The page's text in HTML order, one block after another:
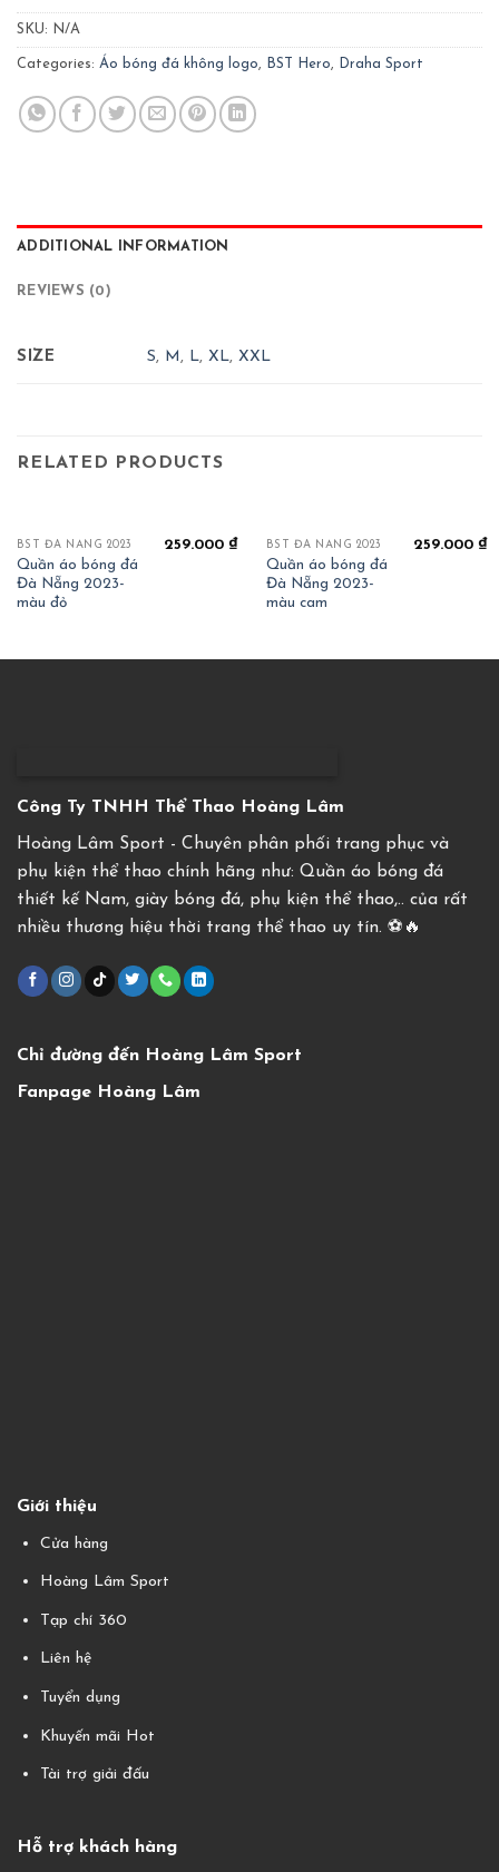
SKU: N/A
Categories: Áo bóng đá không logo, BST Hero, Draha Sport
ADDITIONAL INFORMATION
REVIEWS (0)
SIZE S, M, L,XL,XXL
RELATED PRODUCTS
BST ĐÀ NẴNG 2023
Quần áo bóng đá
Đà Nẵng 2023-
màu đỏ
259.000₫ BST ĐÀ NẴNG 2023
Quần áo bóng đá
Đà Nẵng 2023-
màu cam
259.000₫
Công Ty TNHH Thể Thao Hoàng Lâm
Hoàng Lâm Sport - Chuyên phân phối trang phục và
phụ kiện thể thao chính hãng như: Quần áo bóng đá
thiết kế Nam, giày bóng đá, phụ kiện thể thao,.. của rất
nhiều thương hiệu thời trang thể thao uy tín. ⚽️🔥
Giới thiệu
Cửa hàng
Hoàng Lâm Sport
Tạp chí 360
Liên hệ
Tuyển dụng
Khuyến mãi Hot
Tài trợ giải đấu
Hỗ trợ khách hàng
Chỉ đường đến Hoàng Lâm Sport
Fanpage Hoàng Lâm